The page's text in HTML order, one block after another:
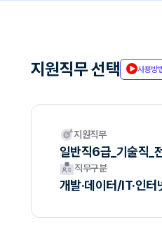
지원직무 선택 사용방
지원직무
일반직6급_기술직_
직무구분
개발·데이터/IT·인터